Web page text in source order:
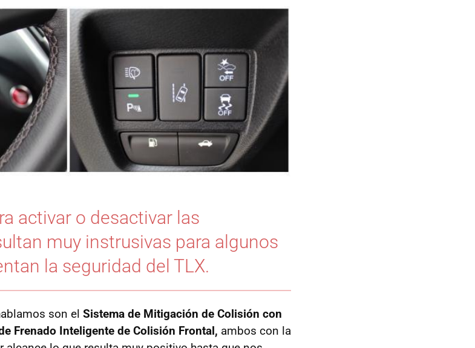
activar o desactivar las
muy instrusivas para algunos
la seguridad del TLX.
son el Sistema de Mitigación de Colisión con
Frenado Inteligente de Colisión Frontal, ambos con la